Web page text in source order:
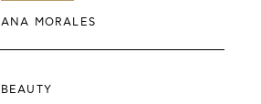
ANA MORALES
BEAUTY